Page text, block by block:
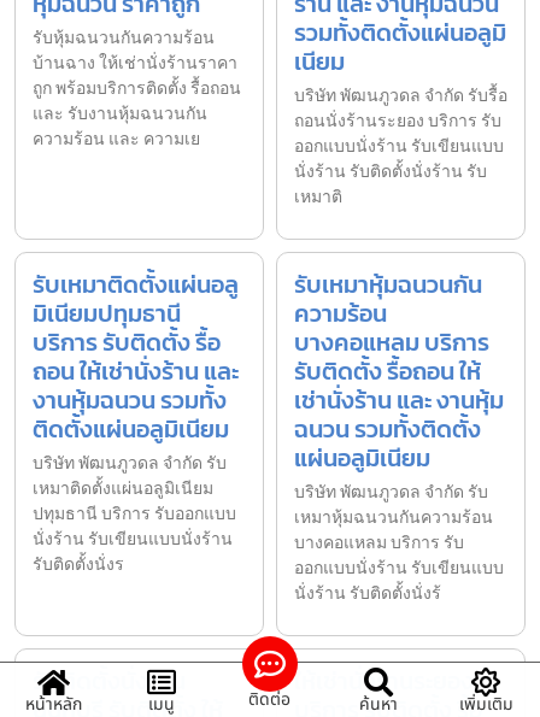
รับหุ้มฉนวนกันความร้อน
บ้านฉาง ให้เช่านั่งร้านราคา
ถูก พร้อมบริการติดตั้ง รื้อถอน
และ รับงานหุ้มฉนวนกัน
ความร้อน และ ความเย
รวมทั้งติดตั้งแผ่นอลูมิ
เนียม
บริษัท พัฒนภูวดล จำกัด รับรื้อ
ถอนนั่งร้านระยอง บริการ รับ
ออกแบบนั่งร้าน รับเขียนแบบ
นั่งร้าน รับติดตั้งนั่งร้าน รับ
เหมาติ
รับเหมาติดตั้งแผ่นอลู
มิเนียมปทุมธานี
บริการ รับติดตั้ง รื้อ
ถอน ให้เช่านั่งร้าน และ
งานหุ้มฉนวน รวมทั้ง
ติดตั้งแผ่นอลูมิเนียม
บริษัท พัฒนภูวดล จำกัด รับ
เหมาติดตั้งแผ่นอลูมิเนียม
ปทุมธานี บริการ รับออกแบบ
นั่งร้าน รับเขียนแบบนั่งร้าน
รับติดตั้งนั่งร
รับเหมาหุ้มฉนวนกัน
ความร้อน
บางคอแหลม บริการ
รับติดตั้ง รื้อถอน ให้
เช่านั่งร้าน และ งานหุ้ม
ฉนวน รวมทั้งติดตั้ง
แผ่นอลูมิเนียม
บริษัท พัฒนภูวดล จำกัด รับ
เหมาหุ้มฉนวนกันความร้อน
บางคอแหลม บริการ รับ
ออกแบบนั่งร้าน รับเขียนแบบ
นั่งร้าน รับติดตั้งนั่งร้
รับติดตั้งนั่งร้าน
นนทบุรี รับติดตั้ง ให้
ให้เช่านั่งร้านระยอง
บริการ รับติดตั้ง รื้อ
หน้าหลัก เมนู ติดต่อ ค้นหา เพิ่มเติม